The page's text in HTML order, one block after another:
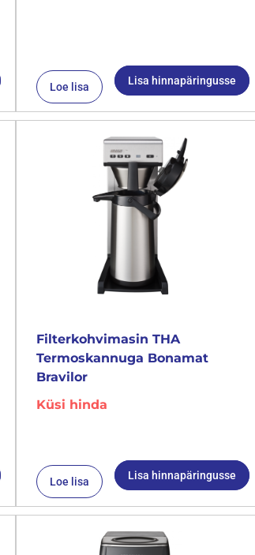
Loe lisa Lisa hinnapäringusse
Filterkohvimasin THA
Termoskannuga Bonamat
Bravilor
Küsi hinda
Loe lisa Lisa hinnapäringusse